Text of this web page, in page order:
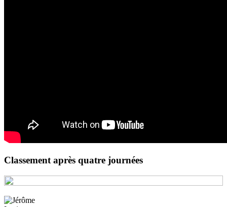
Classement après quatre journées